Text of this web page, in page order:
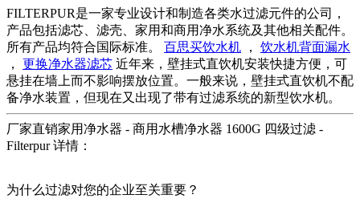
FILTERPUR是一家专业设计和制造各类水过滤元件的公司，
产品包括滤芯、滤壳、家用和商用净水系统及其他相关配件。
所有产品均符合国际标准。 百思买饮水机 ， 饮水机背面漏水
， 更换净水器滤芯 近年来，壁挂式直饮机安装快捷方便，可
悬挂在墙上而不影响摆放位置。一般来说，壁挂式直饮机不配
备净水装置，但现在又出现了带有过滤系统的新型饮水机。
厂家直销家用净水器 - 商用水槽净水器 1600G 四级过滤 -
Filterpur 详情：
为什么过滤对您的企业至关重要？